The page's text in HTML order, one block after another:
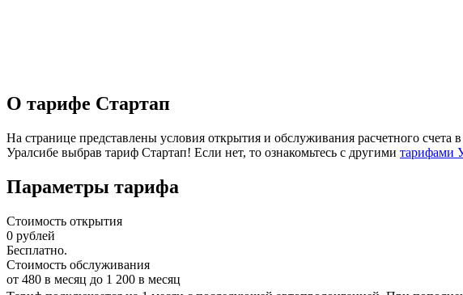
О тарифе Стартап
На странице представлены условия открытия и обслуживания расчетного
Уралсибе выбрав тариф Стартап! Если нет, то ознакомьтесь с другими тарифами
Параметры тарифа
Стоимость открытия
0 рублей
Бесплатно.
Стоимость обслуживания
от 480 в месяц до 1 200 в месяц